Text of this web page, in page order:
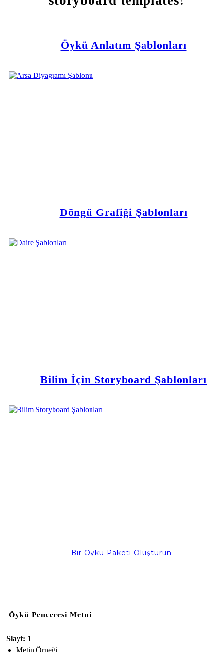
Öykü Anlatım Şablonları
Döngü Grafiği Şablonları
Bilim İçin Storyboard Şablonları
Bir Öykü Paketi Oluşturun
Öykü Penceresi Metni
Slayt: 1
Metin Örneği